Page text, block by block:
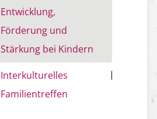
Entwicklung,
Förderung und
Stärkung bei Kindern
Interkulturelles
Familientreffen